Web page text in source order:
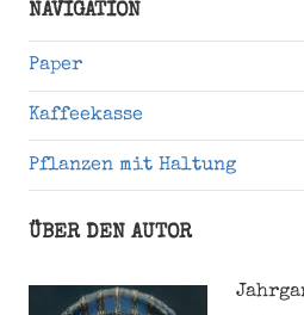
NAVIGATION
Paper
Kaffeekasse
Pflanzen mit Haltung
ÜBER DEN AUTOR